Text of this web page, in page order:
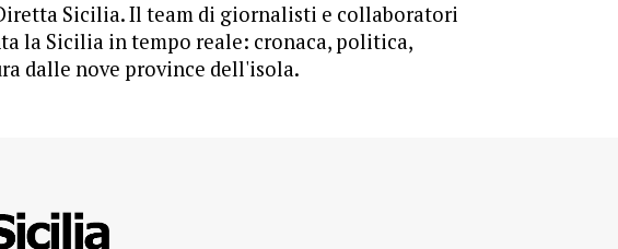
Sicilia. Il team di giornalisti e collaboratori
la Sicilia in tempo reale: cronaca, politica,
dalle nove province dell'isola.